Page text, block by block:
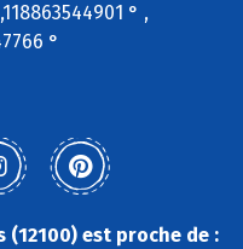
° ,
°
(12100) est proche de :